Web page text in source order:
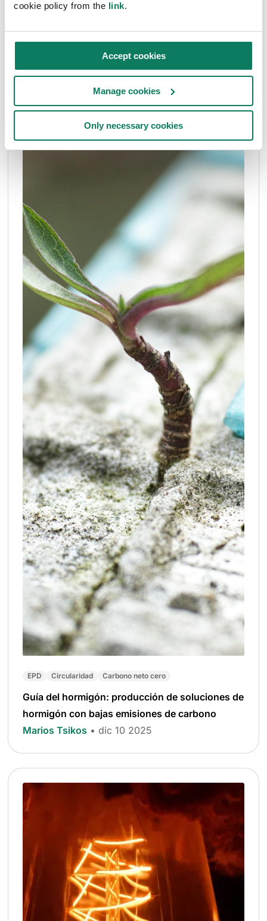
cookie policy from the link.
Accept cookies
Manage cookies
Only necessary cookies
EPD Circularidad Carbono neto cero
Guía del hormigón: producción de soluciones de
hormigón con bajas emisiones de carbono
Marios Tsikos • dic 10 2025